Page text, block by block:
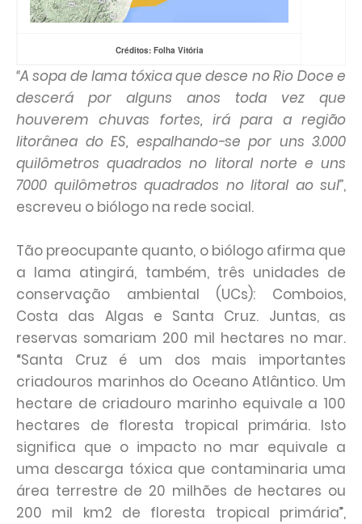
Créditos: Folha Vitória
“A sopa de lama tóxica que desce no Rio Doce e
descerá por alguns anos toda vez que
houverem chuvas fortes, irá para a região
litorânea do ES, espalhando-se por uns 3.000
quilômetros quadrados no litoral norte e uns
7000 quilômetros quadrados no litoral ao sul”,
escreveu o biólogo na rede social.
Tão preocupante quanto, o biólogo afirma que
a lama atingirá, também, três unidades de
conservação ambiental (UCs): Comboios,
Costa das Algas e Santa Cruz. Juntas, as
reservas somariam 200 mil hectares no mar.
“Santa Cruz é um dos mais importantes
criadouros marinhos do Oceano Atlântico. Um
hectare de criadouro marinho equivale a 100
hectares de floresta tropical primária. Isto
significa que o impacto no mar equivale a
uma descarga tóxica que contaminaria uma
área terrestre de 20 milhões de hectares ou
200 mil km2 de floresta tropical primária”,